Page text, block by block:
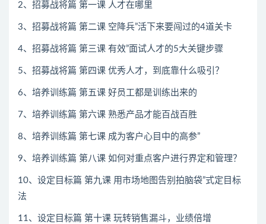
2、招募战将篇 第一课 人才在哪里
3、招募战将篇 第二课 空降兵”活下来要闯过的4道关卡
4、招募战将篇 第三课 有效”面试人才的5大关键步骤
5、招募战将篇 第四课 优秀人才，到底靠什么吸引？
6、培养训练篇 第五课 好员工都是训练出来的
7、培养训练篇 第六课 熟悉产品才能百战百胜
8、培养训练篇 第七课 成为客户心目中的高参”
9、培养训练篇 第八课 如何对重点客户进行界定和管理？
10、设定目标篇 第九课 用市场地图告别拍脑袋”式定目标
法
11、设定目标篇 第十课 玩转销售漏斗，业绩倍增